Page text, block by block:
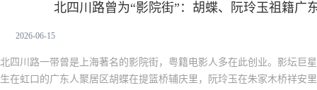
北四川路曾为“影院街”：胡蝶、阮玲玉祖籍广
2026-06-15
北四川路一带曾是上海著名的影院街，粤籍电影人多在此创业。影坛巨
生在虹口的广东人聚居区胡蝶在提篮桥辅庆里，阮玲玉在朱家木桥祥安